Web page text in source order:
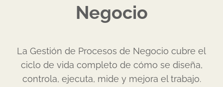
Negocio
La Gestión de Procesos de Negocio cubre el
ciclo de vida completo de cómo se diseña,
controla, ejecuta, mide y mejora el trabajo.